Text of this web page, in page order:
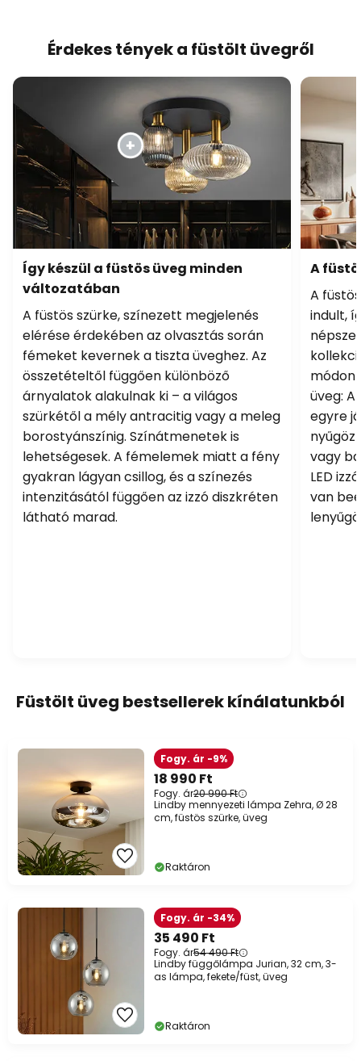
Érdekes tények a füstölt üvegről
Így készül a füstös üveg minden
változatában
A füstös szürke, színezett megjelenés
elérése érdekében az olvasztás során
fémeket kevernek a tiszta üveghez. Az
összetételtől függően különböző
árnyalatok alakulnak ki – a világos
szürkétől a mély antracitig vagy a meleg
borostyánszínig. Színátmenetek is
lehetségesek. A fémelemek miatt a fény
gyakran lágyan csillog, és a színezés
intenzitásától függően az izzó diszkréten
látható marad.
A
A
indult,
módon
üveg:
egyre
vagy
LED
van
Füstölt üveg bestsellerek kínálatunkból
18 990 Ft
Fogy. ár20 990 Ft
Fogy. ár -9%
Lindby mennyezeti lámpa Zehra, Ø 28
cm, füstös szürke, üveg
Raktáron
35 490 Ft
Fogy. ár54 490 Ft
Fogy. ár -34%
Lindby függőlámpa Jurian, 32 cm, 3-
as lámpa, fekete/füst, üveg
Raktáron